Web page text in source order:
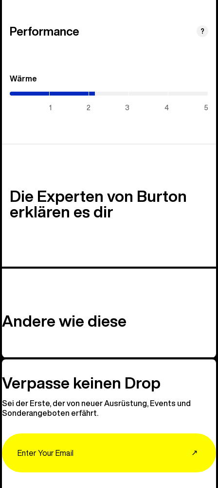
Performance ?
Wärme
1 2 3 4 5
Die Experten von Burton
erklären es dir
Andere wie diese
Verpasse keinen Drop
Sei der Erste, der von neuer Ausrüstung, Events und
Sonderangeboten erfährt.
↗